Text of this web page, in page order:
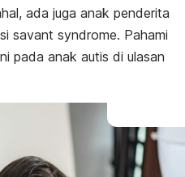
ada juga anak penderita
savant syndrome. Pahami
pada anak autis di ulasan